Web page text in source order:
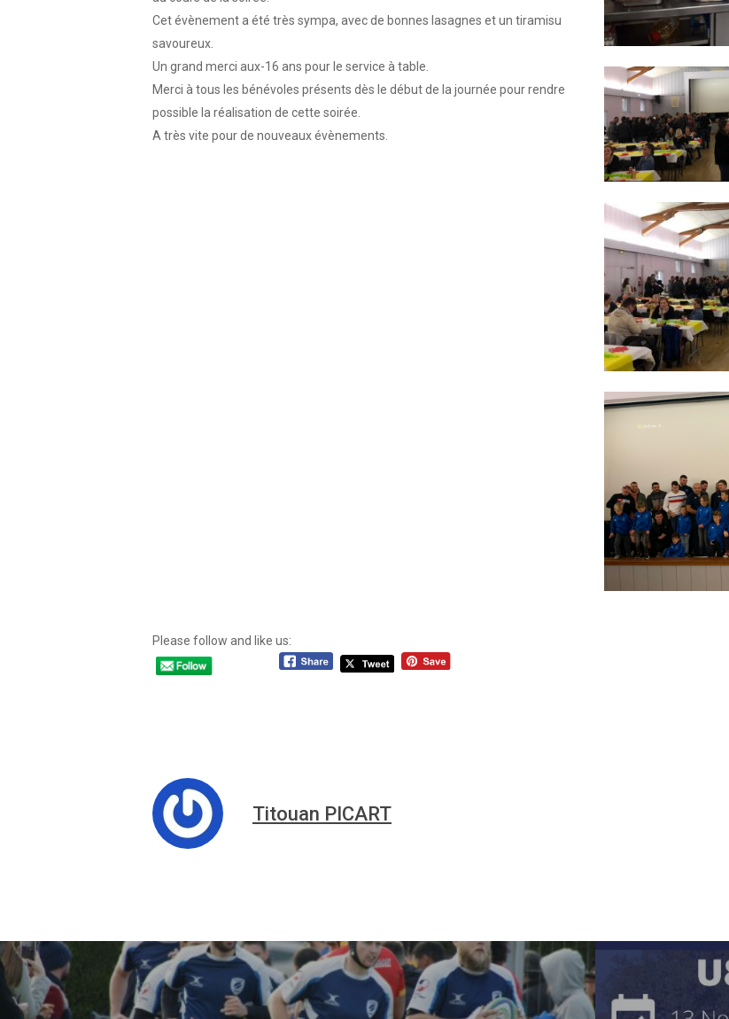
Cet évènement a été très sympa, avec de bonnes lasagnes et un tiramisu
savoureux.
Un grand merci aux-16 ans pour le service à table.
Merci à tous les bénévoles présents dès le début de la journée pour rendre
possible la réalisation de cette soirée.
A très vite pour de nouveaux évènements.
Please follow and like us:
Titouan PICART